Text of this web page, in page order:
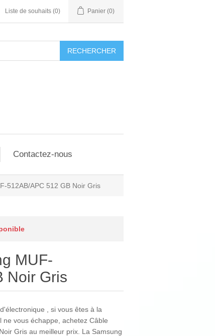
Liste de souhaits (0) Panier (0)
RECHERCHER
Contactez-nous
512AB/APC 512 GB Noir Gris
MUF-
Noir Gris
, si vous êtes à la
vous échappe, achetez Câble
Gris au meilleur prix. La Samsung